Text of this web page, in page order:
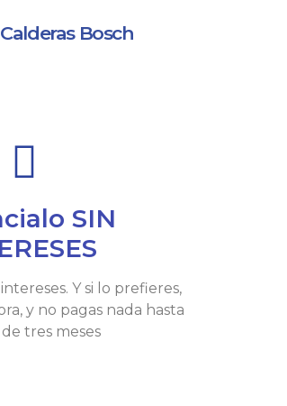
Calderas Bosch
SIN
Y si lo prefieres,
y no pagas nada hasta
tres meses